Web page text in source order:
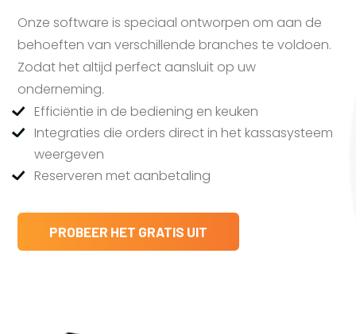
Onze software is speciaal ontworpen om aan de
behoeften van verschillende branches te voldoen.
Zodat het altijd perfect aansluit op uw
onderneming.
Efficiëntie in de bediening en keuken
Integraties die orders direct in het kassasysteem
weergeven
Reserveren met aanbetaling
PROBEER HET GRATIS UIT